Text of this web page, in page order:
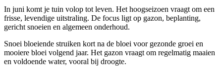
In juni komt je tuin volop tot leven. Het hoogseizoen vraagt om een
frisse, levendige uitstraling. De focus ligt op gazon, beplanting,
gericht snoeien en algemeen onderhoud.
Snoei bloeiende struiken kort na de bloei voor gezonde groei en
mooiere bloei volgend jaar. Het gazon vraagt om regelmatig maaien
en voldoende water, vooral bij droogte.